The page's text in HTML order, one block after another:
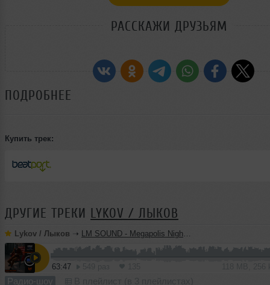
РАССКАЖИ ДРУЗЬЯМ
ПОДРОБНЕЕ
Купить трек:
ДРУГИЕ ТРЕКИ LYKOV / ЛЫКОВ
Lykov / Лыков ➝ LM SOUND - Megapolis Night 28.07.2026
63:47
Радио-шоу